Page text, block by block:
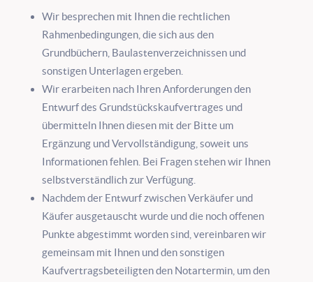
Wir besprechen mit Ihnen die rechtlichen
Rahmenbedingungen, die sich aus den
Grundbüchern, Baulastenverzeichnissen und
sonstigen Unterlagen ergeben.
Wir erarbeiten nach Ihren Anforderungen den
Entwurf des Grundstückskaufvertrages und
übermitteln Ihnen diesen mit der Bitte um
Ergänzung und Vervollständigung, soweit uns
Informationen fehlen. Bei Fragen stehen wir Ihnen
selbstverständlich zur Verfügung.
Nachdem der Entwurf zwischen Verkäufer und
Käufer ausgetauscht wurde und die noch offenen
Punkte abgestimmt worden sind, vereinbaren wir
gemeinsam mit Ihnen und den sonstigen
Kaufvertragsbeteiligten den Notartermin, um den